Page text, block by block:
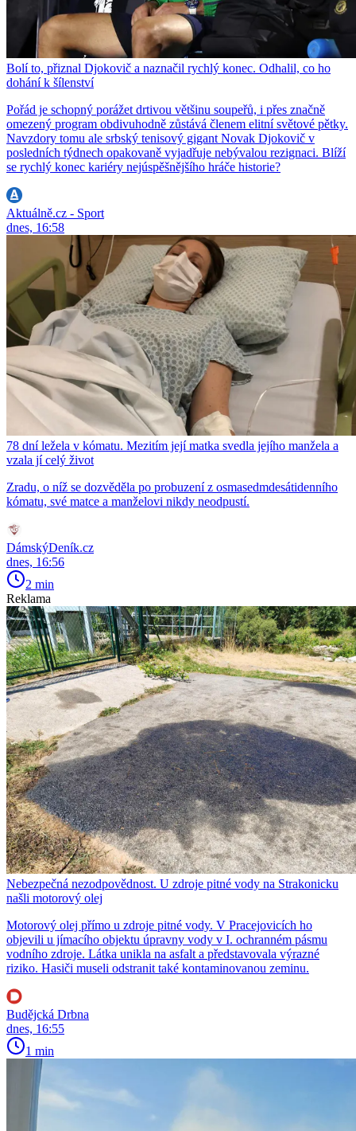
Bolí to, přiznal Djokovič a naznačil rychlý konec. Odhalil, co ho
dohání k šílenství
Pořád je schopný porážet drtivou většinu soupeřů, i přes značně
omezený program obdivuhodně zůstává členem elitní světové pětky.
Navzdory tomu ale srbský tenisový gigant Novak Djokovič v
posledních týdnech opakovaně vyjadřuje nebývalou rezignaci. Blíží
se rychlý konec kariéry nejúspěšnějšího hráče historie?
Aktuálně.cz - Sport
dnes, 16:58
78 dní ležela v kómatu. Mezitím její matka svedla jejího manžela a
vzala jí celý život
Zradu, o níž se dozvěděla po probuzení z osmasedmdesátidenního
kómatu, své matce a manželovi nikdy neodpustí.
DámskýDeník.cz
dnes, 16:56
2 min
Reklama
Nebezpečná nezodpovědnost. U zdroje pitné vody na Strakonicku
našli motorový olej
Motorový olej přímo u zdroje pitné vody. V Pracejovicích ho
objevili u jímacího objektu úpravny vody v I. ochranném pásmu
vodního zdroje. Látka unikla na asfalt a představovala výrazné
riziko. Hasiči museli odstranit také kontaminovanou zeminu.
Budějcká Drbna
dnes, 16:55
1 min